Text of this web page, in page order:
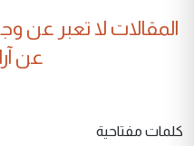
المقالات لا تعبر عن
عن
كلمات مفتاحية